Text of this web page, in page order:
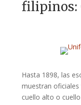
filipinos:
Hasta 1898, las
muestran
cuello alto o